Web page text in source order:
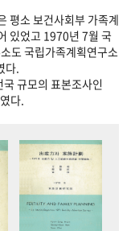
평소 보건사회부 가족계
있었고 1970년 7월 국
도 국립가족계획연구소
다.
규모의 표본조사인
다.